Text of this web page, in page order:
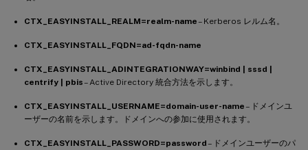
CTX_EASYINSTALL_REALM=realm-name– Kerberos レルム名。
CTX_EASYINSTALL_FQDN=ad-fqdn-name
CTX_EASYINSTALL_ADINTEGRATIONWAY=winbind | sssd |
centrify | pbis– Active Directory 統合方法を示します。
CTX_EASYINSTALL_USERNAME=domain-user-name– ドメインユ
ーザーの名前を示します。ドメインへの参加に使用されます。
CTX_EASYINSTALL_PASSWORD=password– ドメインユーザーのパ